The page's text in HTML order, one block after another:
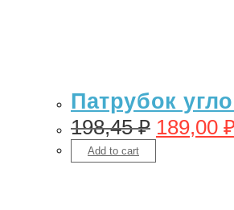
Патрубок
198,45₽ 189,00 ₽
Add to cart